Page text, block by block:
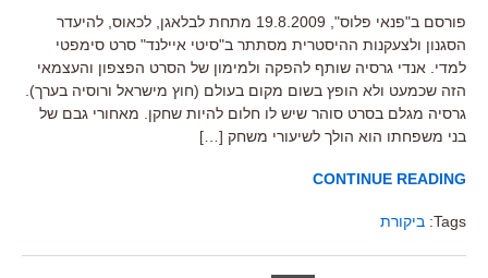
פורסם ב"פנאי פלוס", 19.8.2009 מתחת לבלאגן, לכאוס, להיעדר
הסגנון ולצעקנות ההיסטרית מסתתר ב"סיטי איילנד" סרט סימפטי
למדי. אנדי גרסיה שותף להפקה ולמימון של הסרט הפצפון והעצמאי
הזה שכמעט ולא הופץ בשום מקום בעולם (חוץ מישראל ורוסיה בערך).
גרסיה מגלם בסרט סוהר שיש לו חלום להיות שחקן. מאחורי גבם של
בני משפחתו הוא הולך לשיעורי משחק […]
CONTINUE READING
Tags: ביקורת